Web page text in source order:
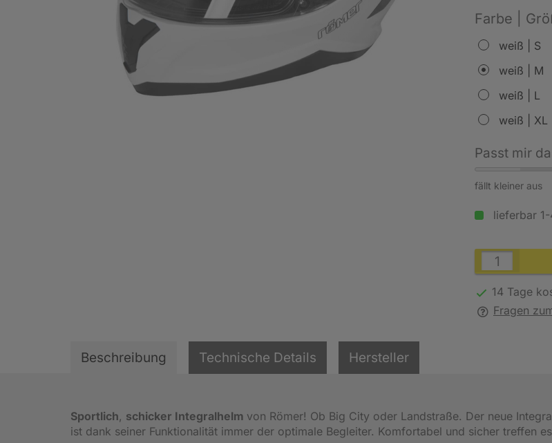
Farbe |
weiß | S
weiß | M
weiß | L
weiß | XL
Passt mir
fällt kleiner aus
lieferbar
14 Tage
Fragen
Beschreibung Technische Details Hersteller
Sportlich, schicker Integralhelm von Römer! Ob Big City oder Landstraße. Der neue
ist dank seiner Funktionalität immer der optimale Begleiter. Komfortabel und sicher treffen